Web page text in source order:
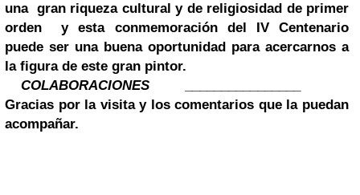
una gran riqueza cultural y de religiosidad de primer
orden y esta conmemoración del IV Centenario
puede ser una buena oportunidad para acercarnos a
la figura de este gran pintor.
COLABORACIONES ________________
Gracias por la visita y los comentarios que la puedan
acompañar.